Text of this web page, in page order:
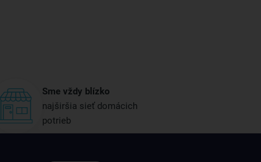
Sme vždy blízko
najširšia sieť domácich
potrieb